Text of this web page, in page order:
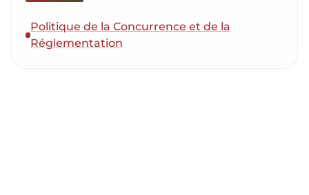
Politique de la Concurrence et de la
Réglementation